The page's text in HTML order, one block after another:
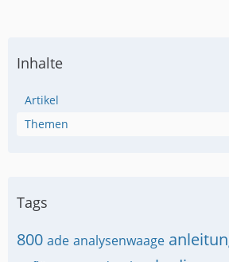
Inhalte
Artikel
Themen
Tags
800 ade analysenwaage